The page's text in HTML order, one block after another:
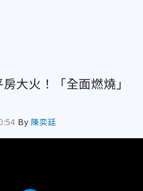
大火！「全面燃燒」
By 陳奕廷